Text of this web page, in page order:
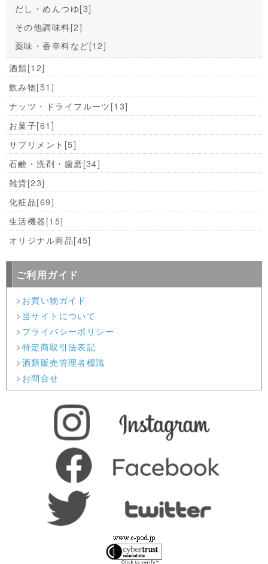
だし・めんつゆ[3]
その他調味料[2]
薬味・香辛料など[12]
酒類[12]
飲み物[51]
ナッツ・ドライフルーツ[13]
お菓子[61]
サプリメント [5]
石鹸・洗剤・歯磨[34]
雑貨[23]
化粧品[69]
生活機器[15]
オリジナル商品[45]
ご利用ガイド
お買い物ガイド
当サイトについて
プライバシーポリシー
特定商取引法表記
酒類販売管理者標識
お問合せ